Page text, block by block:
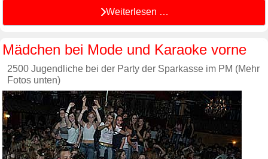
Weiterlesen …
Mädchen bei Mode und Karaoke vorne
2500 Jugendliche bei der Party der Sparkasse im PM (Mehr
Fotos unten)